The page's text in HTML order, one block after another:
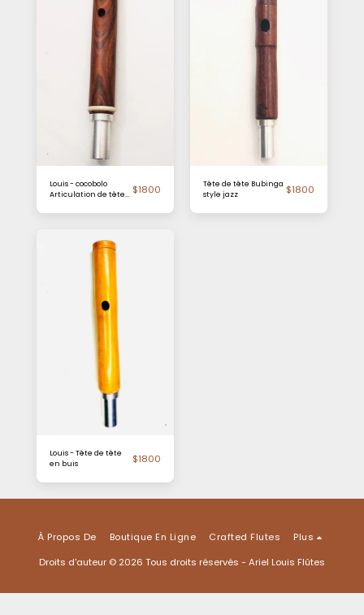
Louis - cocobolo
Articulation de tête
Rottenburgh (XVIIIe
$1800
Tête de tête Bubinga
style jazz
$1800
Louis - Tête de tête
en buis
$1800
À Propos De Boutique En Ligne Crafted Flutes
Plus
Droits d'auteur © 2026 Tous droits réservés - Ariel Louis Flûtes